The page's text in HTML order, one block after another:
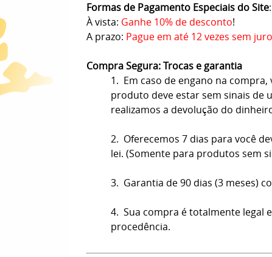
Formas de Pagamento Especiais do Site:
À vista: Ganhe 10% de desconto!
A prazo: Pague em até 12 vezes sem
Compra Segura: Trocas e garantia
1. Em caso de engano na
produto deve estar sem sinais de
realizamos a devolução do
2. Oferecemos 7 dias para você
lei. (Somente para produtos sem
3. Garantia de 90 dias (3 meses)
4. Sua compra é totalmente legal
procedência.